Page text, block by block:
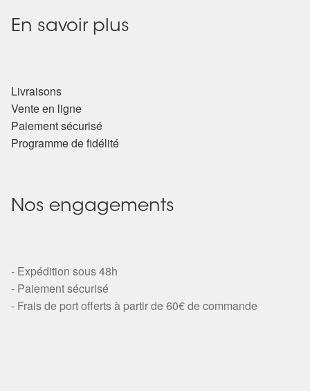
En savoir plus
Livraisons
Vente en ligne
Paiement sécurisé
Programme de fidélité
Nos engagements
- Expédition sous 48h
- Paiement sécurisé
- Frais de port offerts à partir de 60€ de commande